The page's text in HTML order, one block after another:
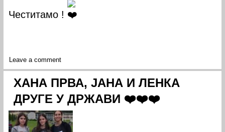
Честитамо !
Leave a comment
ХАНА ПРВА, ЈАНА И ЛЕНКА
ДРУГЕ У ДРЖАВИ ❤️❤️❤️